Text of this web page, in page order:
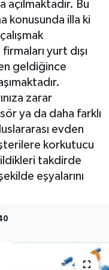
açılmaktadır. Bu
konusunda illa ki
yurt dışı
geldiğince
zarar
ya da daha farklı
evden
korkutucu
takdirde
eşyalarını